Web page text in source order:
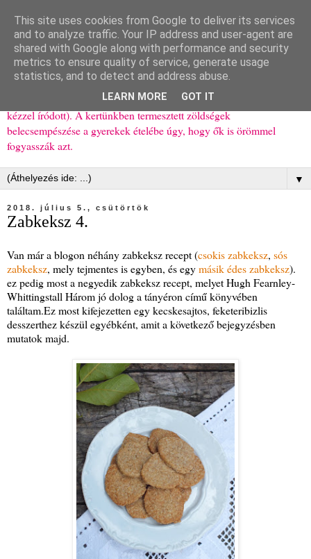
Ízőrző
Kisgyerekes család kipróbált, többnyire egészséges ételeket
bemutató receptjei a mindennapokra (mert a papírfecniket folyton
elhagyom) és gyerekeimnek ajándékba (mint régen, csak ez nem
kézzel íródott). A kertünkben termesztett zöldségek
belecsempészése a gyerekek ételébe úgy, hogy ők is örömmel
fogyasszák azt.
▼
2018. július 5., csütörtök
Zabkeksz 4.
Van már a blogon néhány zabkeksz recept (csokis zabkeksz, sós
zabkeksz, mely tejmentes is egyben, és egymásik édes zabkeksz).
ez pedig most a negyedik zabkeksz recept, melyet Hugh Fearnley-
Whittingstall Három jó dolog a tányéron című könyvében
találtam.Ez most kifejezetten egy kecskesajtos, feketeribizlis
desszerthez készül egyébként, amit a következő bejegyzésben
mutatok majd.
This site uses cookies from Google to deliver its services
and to analyze traffic. Your IP address and user-agent are
shared with Google along with performance and security
metrics to ensure quality of service, generate usage
statistics, and to detect and address abuse.
LEARN MORE GOT IT